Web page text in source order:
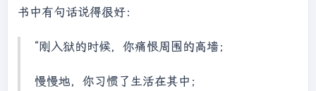
书中有句话说得很好：
“刚入狱的时候，你痛恨周围的高墙；
慢慢地，你习惯了生活在其中；